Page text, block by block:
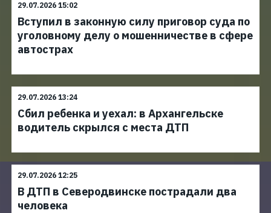
29.07.2026 15:02
Вступил в законную силу приговор суда по
уголовному делу о мошенничестве в сфере
автострах
29.07.2026 13:24
Сбил ребенка и уехал: в Архангельске
водитель скрылся с места ДТП
29.07.2026 12:25
В ДТП в Северодвинске пострадали два
человека